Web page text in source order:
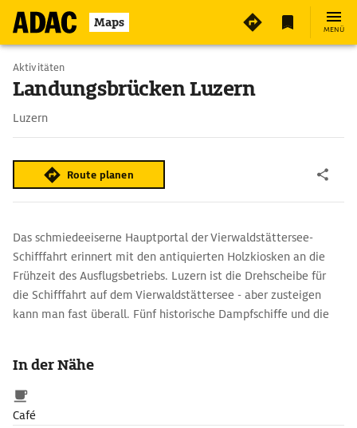
Maps MENÜ
Aktivitäten
Landungsbrücken Luzern
Luzern
Route planen
Das schmiedeeiserne Hauptportal der Vierwaldstättersee-
Schifffahrt erinnert mit den antiquierten Holzkiosken an die
Frühzeit des Ausflugsbetriebs. Luzern ist die Drehscheibe für
die Schifffahrt auf dem Vierwaldstättersee - aber zusteigen
kann man fast überall. Fünf historische Dampfschiffe und die
In der Nähe
Café